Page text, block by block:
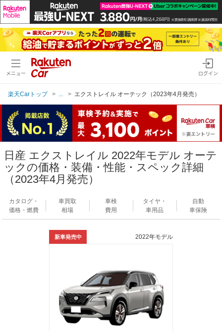
メニュー ログイン
楽天Carトップ エクストレイル オーテック（2023年4月発売）
日産 エクストレイル 2022年モデル オーテ
ックの価格・装備・性能・スペック詳細
（2023年4月発売）
カタログ・
価格・燃費
車買取
相場
車検
費用
タイヤ・
車用品
自動
車保険
新車発売中 2022年モデル